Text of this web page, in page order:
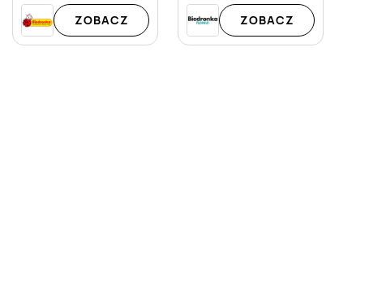
ZOBACZ ZOBACZ